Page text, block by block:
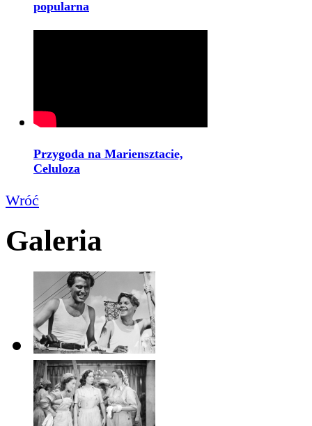
popularna
Przygoda na Mariensztacie,
Celuloza
Wróć
Galeria